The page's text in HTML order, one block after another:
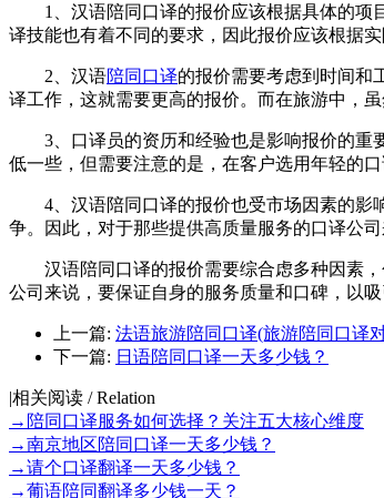
1、汉语陪同口译的报价应该根据具体的项目
译技能也有着不同的要求，因此报价应该根据实
2、汉语陪同口译的报价需要考虑到时间和
译工作，这就需要更高的报价。而在旅游中，
3、口译员的资历和经验也是影响报价的重要
低一些，但需要注意的是，在客户选用年轻的
4、汉语陪同口译的报价也受市场因素的影响
争。因此，对于那些提供高质量服务的口译公
汉语陪同口译的报价需要综合虑多种因素，
公司来说，要保证自身的服务质量和口碑，以吸
上一篇: 法语旅游陪同口译(旅游陪同口译
下一篇: 日语陪同口译一天多少钱？
|相关阅读 / Relation
→ 陪同口译服务如何选择？关注五大核心维度
→南京地区陪同口译一天多少钱？
→请个口译翻译一天多少钱？
→葡语陪同翻译多少钱一天？